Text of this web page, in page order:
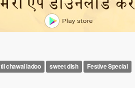
til chawal ladoo sweet dish
Festive Special